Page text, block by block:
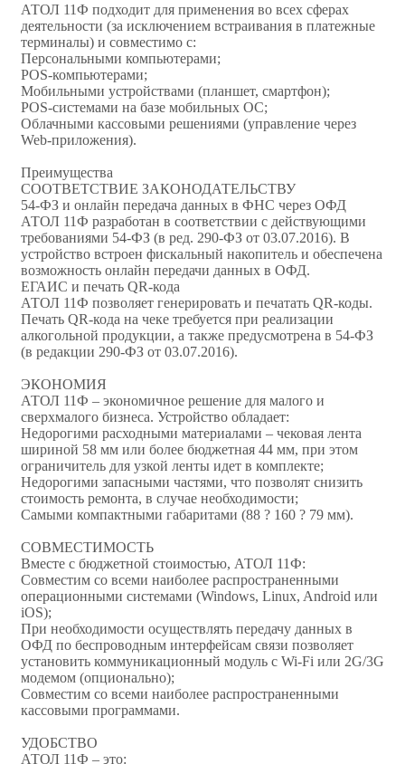
АТОЛ 11Ф подходит для применения во всех сферах
деятельности (за исключением встраивания в платежные
терминалы) и совместимо с:
Персональными компьютерами;
POS-компьютерами;
Мобильными устройствами (планшет, смартфон);
POS-системами на базе мобильных ОС;
Облачными кассовыми решениями (управление через
Web-приложения).
Преимущества
СООТВЕТСТВИЕ ЗАКОНОДАТЕЛЬСТВУ
54-ФЗ и онлайн передача данных в ФНС через ОФД
АТОЛ 11Ф разработан в соответствии с действующими
требованиями 54-ФЗ (в ред. 290-ФЗ от 03.07.2016). В
устройство встроен фискальный накопитель и обеспечена
возможность онлайн передачи данных в ОФД.
ЕГАИС и печать QR-кода
АТОЛ 11Ф позволяет генерировать и печатать QR-коды.
Печать QR-кода на чеке требуется при реализации
алкогольной продукции, а также предусмотрена в 54-ФЗ
(в редакции 290-ФЗ от 03.07.2016).
ЭКОНОМИЯ
АТОЛ 11Ф – экономичное решение для малого и
сверхмалого бизнеса. Устройство обладает:
Недорогими расходными материалами – чековая лента
шириной 58 мм или более бюджетная 44 мм, при этом
ограничитель для узкой ленты идет в комплекте;
Недорогими запасными частями, что позволят снизить
стоимость ремонта, в случае необходимости;
Самыми компактными габаритами (88 ? 160 ? 79 мм).
СОВМЕСТИМОСТЬ
Вместе с бюджетной стоимостью, АТОЛ 11Ф:
Совместим со всеми наиболее распространенными
операционными системами (Windows, Linux, Android или
iOS);
При необходимости осуществлять передачу данных в
ОФД по беспроводным интерфейсам связи позволяет
установить коммуникационный модуль с Wi-Fi или 2G/3G
модемом (опционально);
Совместим со всеми наиболее распространенными
кассовыми программами.
УДОБСТВО
АТОЛ 11Ф – это: